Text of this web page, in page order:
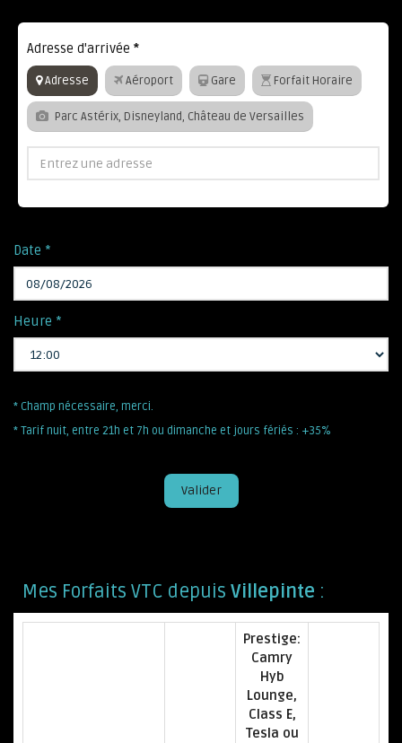
Adresse d'arrivée *
Adresse Aéroport Gare Forfait Horaire
Parc Astérix, Disneyland, Château de Versailles
Date *
Heure *
* Champ nécessaire, merci.
* Tarif nuit, entre 21h et 7h ou dimanche et jours fériés : +35%
Valider
Mes Forfaits VTC depuis Villepinte :
Prestige:
Camry
Hyb
Lounge,
Class E,
Tesla ou